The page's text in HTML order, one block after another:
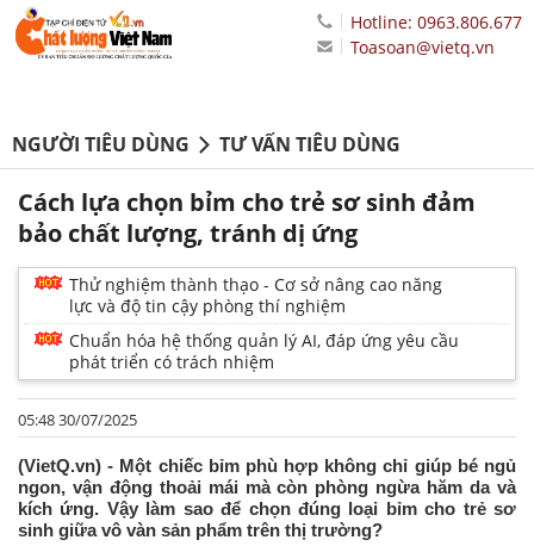
Hotline: 0963.806.677
Toasoan@vietq.vn
NGƯỜI TIÊU DÙNG TƯ VẤN TIÊU DÙNG
Cách lựa chọn bỉm cho trẻ sơ sinh đảm
bảo chất lượng, tránh dị ứng
Thử nghiệm thành thạo - Cơ sở nâng cao năng
lực và độ tin cậy phòng thí nghiệm
Chuẩn hóa hệ thống quản lý AI, đáp ứng yêu cầu
phát triển có trách nhiệm
05:48 30/07/2025
(VietQ.vn) - Một chiếc bỉm phù hợp không chỉ giúp bé ngủ
ngon, vận động thoải mái mà còn phòng ngừa hăm da và
kích ứng. Vậy làm sao để chọn đúng loại bỉm cho trẻ sơ
sinh giữa vô vàn sản phẩm trên thị trường?